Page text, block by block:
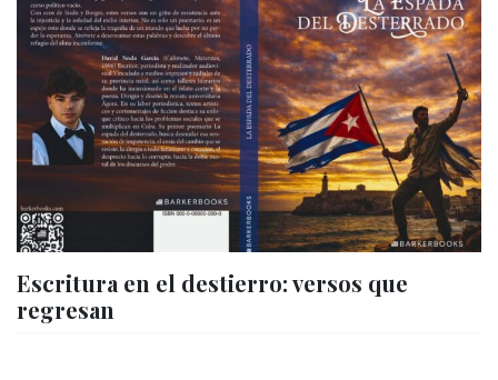
Escritura en el destierro: versos que
regresan